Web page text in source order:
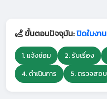
ขั้นตอนปัจจุบัน:ปิดใบงาน
1. แจ้งซ่อม 2. รับเรื่อง
4. ดำเนินการ
5. ตรวจสอบ